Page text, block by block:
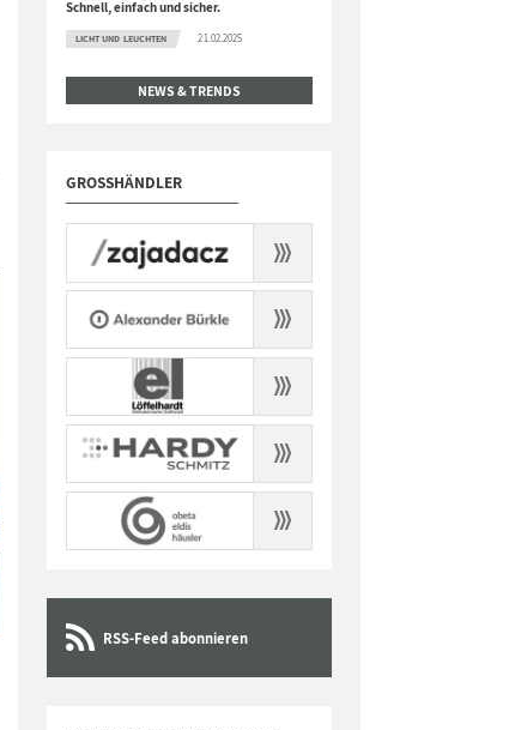
Schnell, einfach und sicher.
LICHT UND LEUCHTEN 21.02.2025
NEWS & TRENDS
GROSSHÄNDLER
RSS-Feed abonnieren